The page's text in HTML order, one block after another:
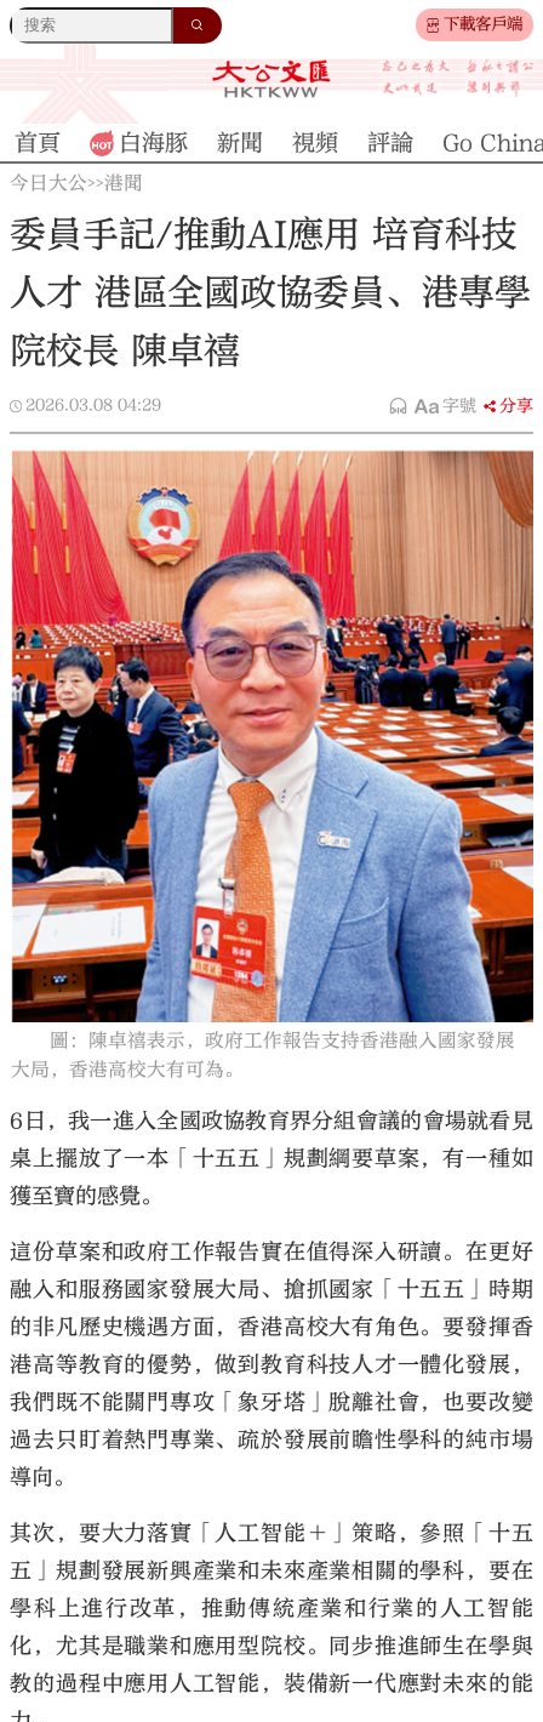
下載客戶端
大公文匯
首頁 白海豚 新聞 視頻 評論 Go
今日大公>>港聞
委員手記/推動AI應用 培育科技
人才 港區全國政協委員、港專學
院校長 陳卓禧
2026.03.08 04:29 字號 分享
圖：陳卓禧表示，政府工作報告支持香港融入國家發展
大局，香港高校大有可為。
6日，我一進入全國政協教育界分組會議的會場就看見
桌上擺放了一本「十五五」規劃綱要草案，有一種如
獲至寶的感覺。
這份草案和政府工作報告實在值得深入研讀。在更好
融入和服務國家發展大局、搶抓國家「十五五」時期
的非凡歷史機遇方面，香港高校大有角色。要發揮香
港高等教育的優勢，做到教育科技人才一體化發展，
我們既不能關門專攻「象牙塔」脫離社會，也要改變
過去只盯着熱門專業、疏於發展前瞻性學科的純市場
導向。
其次，要大力落實「人工智能＋」策略，參照「十五
五」規劃發展新興產業和未來產業相關的學科，要在
學科上進行改革，推動傳統產業和行業的人工智能
化，尤其是職業和應用型院校。同步推進師生在學與
教的過程中應用人工智能，裝備新一代應對未來的能